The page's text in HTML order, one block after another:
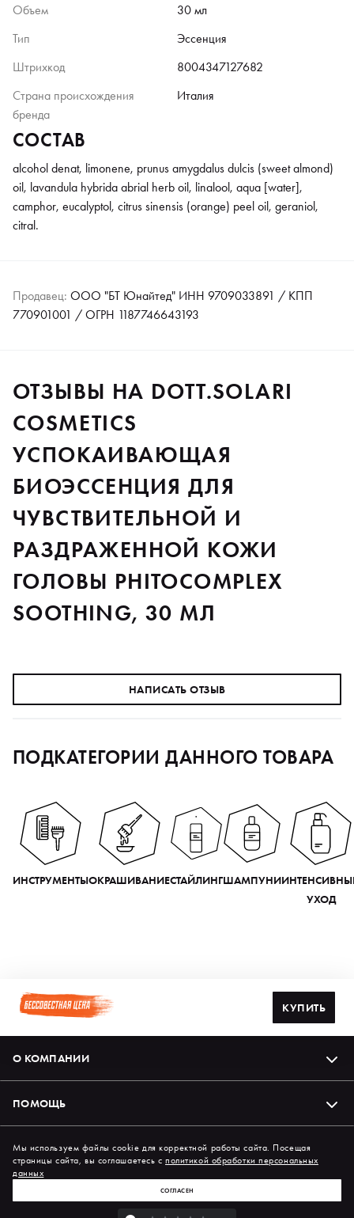
Объем
30 мл
Тип
Эссенция
Штрихкод
8004347127682
Страна происхождения
бренда
Италия
СОСТАВ
alcohol denat, limonene, prunus amygdalus dulcis (sweet almond)
oil, lavandula hybrida abrial herb oil, linalool, aqua [water],
camphor, eucalyptol, citrus sinensis (orange) peel oil, geraniol,
citral.
Продавец: ООО "БТ Юнайтед" ИНН 9709033891 / КПП
770901001 / ОГРН 1187746643193
ОТЗЫВЫ НА DOTT.SOLARI
COSMETICS
УСПОКАИВАЮЩАЯ
БИОЭССЕНЦИЯ ДЛЯ
ЧУВСТВИТЕЛЬНОЙ И
РАЗДРАЖЕННОЙ КОЖИ
ГОЛОВЫ PHITOCOMPLEX
SOOTHING, 30 МЛ
НАПИСАТЬ ОТЗЫВ
ПОДКАТЕГОРИИ ДАННОГО ТОВАРА
ИНСТРУМЕНТЫОКРАШИВАНИЕСТАЙЛИНГШАМПУНИ
УХОД
КУПИТЬ
О КОМПАНИИ
ПОМОЩЬ
Подпишись на нас в соцсетях
Мы используем файлы cookie для корректной работы сайта. Посещая
страницы сайта, вы соглашаетесь сполитикой обработки персональных
данных
СОГЛАСЕН